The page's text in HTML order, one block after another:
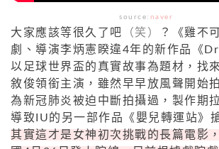
source: naver
大家應該等很久了吧 （笑）
？《雞不
劇、導演李炳憲睽違4年的新作品《
以足球世界盃的真實故事為題材，找
敘俊領銜主演，雖然早早放風聲開始
為新冠肺炎被迫中斷拍攝過，製作期
導致IU的另一部作品《嬰兒轉運站》
其實這才是女神初次挑戰的長篇電影